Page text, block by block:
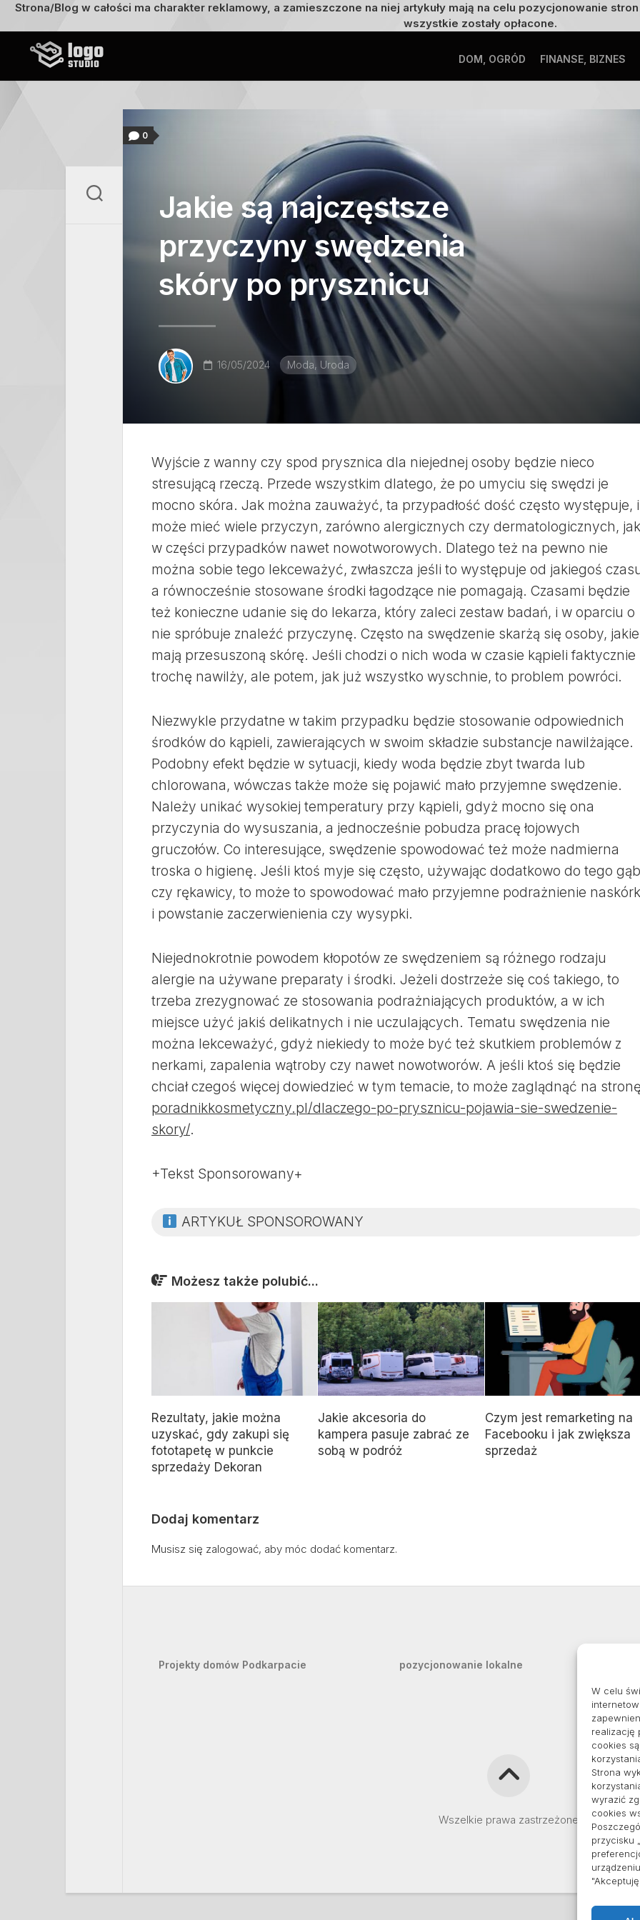
W celu
realizację
cookies
Strona
wyrazić
cookies
przycisku
Strona/Blog w całości ma charakter reklamowy, a zamieszczone na niej artykuły mają na celu pozycjonowanie
wszystkie zostały opłacone.
DOM, OGRÓD FINANSE, BIZNES
0
Jakie są najczęstsze
przyczyny swędzenia
skóry po prysznicu
16/05/2024 Moda, Uroda
Wyjście z wanny czy spod prysznica dla niejednej osoby będzie nieco
stresującą rzeczą. Przede wszystkim dlatego, że po umyciu się swędzi je
mocno skóra. Jak można zauważyć, ta przypadłość dość często występuje, i
może mieć wiele przyczyn, zarówno alergicznych czy dermatologicznych, jak
w części przypadków nawet nowotworowych. Dlatego też na pewno nie
można sobie tego lekceważyć, zwłaszcza jeśli to występuje od jakiegoś
a równocześnie stosowane środki łagodzące nie pomagają. Czasami będzie
też konieczne udanie się do lekarza, który zaleci zestaw badań, i w oparciu o
nie spróbuje znaleźć przyczynę. Często na swędzenie skarżą się osoby, jakie
mają przesuszoną skórę. Jeśli chodzi o nich woda w czasie kąpieli faktycznie
trochę nawilży, ale potem, jak już wszystko wyschnie, to problem powróci.
Niezwykle przydatne w takim przypadku będzie stosowanie odpowiednich
środków do kąpieli, zawierających w swoim składzie substancje nawilżające.
Podobny efekt będzie w sytuacji, kiedy woda będzie zbyt twarda lub
chlorowana, wówczas także może się pojawić mało przyjemne swędzenie.
Należy unikać wysokiej temperatury przy kąpieli, gdyż mocno się ona
przyczynia do wysuszania, a jednocześnie pobudza pracę łojowych
gruczołów. Co interesujące, swędzenie spowodować też może nadmierna
troska o higienę. Jeśli ktoś myje się często, używając dodatkowo do tego
czy rękawicy, to może to spowodować mało przyjemne podrażnienie
i powstanie zaczerwienienia czy wysypki.
Niejednokrotnie powodem kłopotów ze swędzeniem są różnego rodzaju
alergie na używane preparaty i środki. Jeżeli dostrzeże się coś takiego, to
trzeba zrezygnować ze stosowania podrażniających produktów, a w ich
miejsce użyć jakiś delikatnych i nie uczulających. Tematu swędzenia nie
można lekceważyć, gdyż niekiedy to może być też skutkiem problemów z
nerkami, zapalenia wątroby czy nawet nowotworów. A jeśli ktoś się będzie
chciał czegoś więcej dowiedzieć w tym temacie, to może zaglądnąć na
poradnikkosmetyczny.pl/dlaczego-po-prysznicu-pojawia-sie-swedzenie-
skory/.
+Tekst Sponsorowany+
ARTYKUŁ SPONSOROWANY
Możesz także polubić...
Rezultaty, jakie można
uzyskać, gdy zakupi się
fototapetę w punkcie
sprzedaży Dekoran
Jakie akcesoria do
kampera pasuje zabrać ze
sobą w podróż
Czym jest remarketing na
Facebooku i jak zwiększa
sprzedaż
Dodaj komentarz
Musisz się zalogować, aby móc dodać komentarz.
Projekty domów Podkarpacie pozycjonowanie lokalne
Wszelkie prawa zastrzeżone